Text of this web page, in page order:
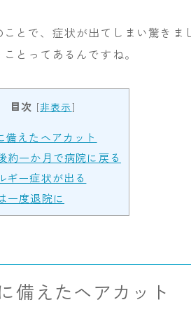
ことで、症状が出てしまい驚きま
とってあるんですね。
目次 [非表示]
備えたヘアカット
約一か月で病院に戻る
ギー症状が出る
一度退院に
備えたヘアカット